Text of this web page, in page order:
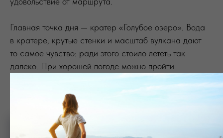
Главная точка дня — кратер «Голубое озеро». Вода
в кратере, крутые стенки и масштаб вулкана дают
то самое чувство: ради этого стоило лететь так
далеко. При хорошей погоде можно пройти
к вершине или кратеру «Активный». После
маршрута — отдых в термальных источниках:
Карымшина Парк или Снежная долина.